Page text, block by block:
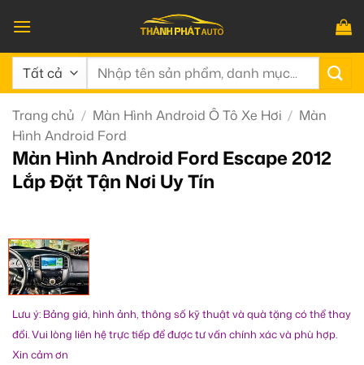
qua
nội
dung
Tìm
Trang chủ / Màn Hình Android Ô Tô Xe Hơi / Màn
Hình Android Ford
Màn Hình Android Ford Escape 2012
Lắp Đặt Tận Nơi Uy Tín
Lưu ý: Bảng giá, hình ảnh, thông số kỹ thuật và quà tặng có thể thay
đổi. Vui lòng liên hệ trực tiếp để được tư vấn chính xác và phù hợp.
Xin cảm ơn